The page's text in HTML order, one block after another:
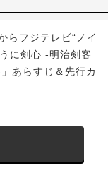
フジテレビ“ノイ
に剣心 -明治剣客
あらすじ＆先行カ